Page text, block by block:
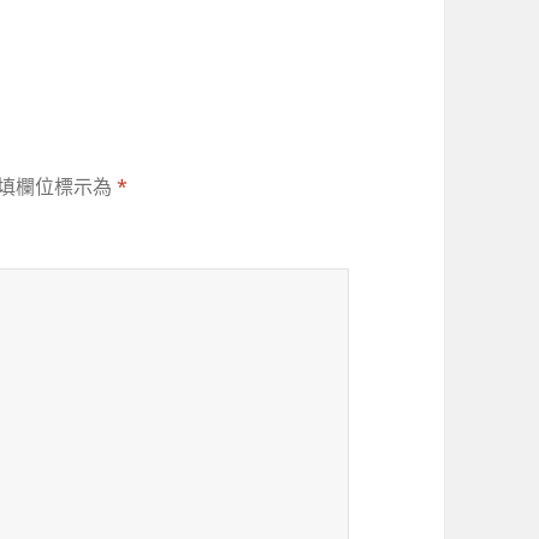
欄位標示為*